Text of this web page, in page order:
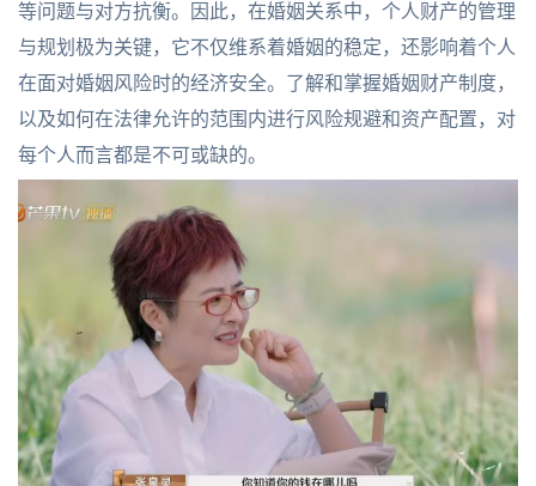
等问题与对方抗衡。因此，在婚姻关系中，个人财产的管理
与规划极为关键，它不仅维系着婚姻的稳定，还影响着个人
在面对婚姻风险时的经济安全。了解和掌握婚姻财产制度，
以及如何在法律允许的范围内进行风险规避和资产配置，对
每个人而言都是不可或缺的。